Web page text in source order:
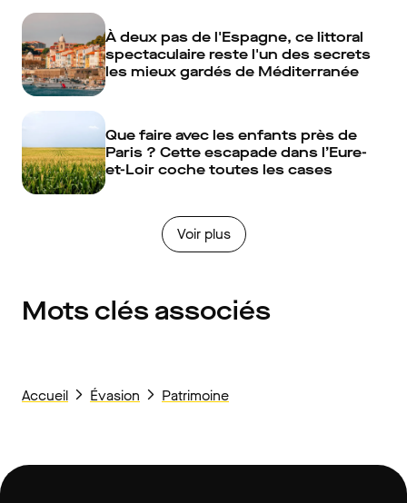
À deux pas de l'Espagne, ce littoral
spectaculaire reste l'un des secrets
les mieux gardés de Méditerranée
Que faire avec les enfants près de
Paris ? Cette escapade dans l’Eure-
et-Loir coche toutes les cases
Voir plus
Mots clés associés
Accueil Évasion Patrimoine